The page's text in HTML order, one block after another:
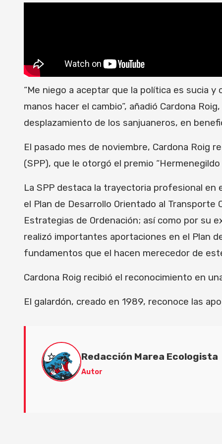
“Me niego a aceptar que la política es sucia
manos hacer el cambio”, añadió Cardona
desplazamiento de los sanjuaneros, en
El pasado mes de noviembre, Cardona Roig
(SPP), que le otorgó el premio
La SPP destaca la trayectoria profesional en
el Plan de Desarrollo Orientado al Transporte
Estrategias de Ordenación; así como por su
realizó importantes aportaciones en el Plan
fundamentos que el hacen merecedor de
Cardona Roig recibió el reconocimiento en
El galardón, creado en 1989, reconoce las
Redacción Marea Ecologista
Autor